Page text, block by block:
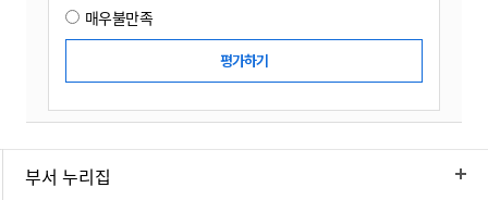
매우불만족
부서 누리집